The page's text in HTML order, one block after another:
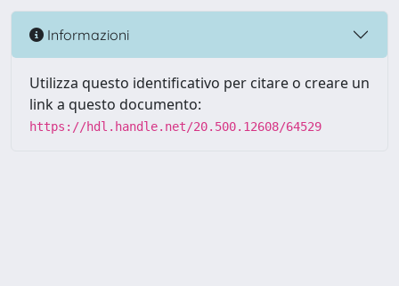
Informazioni
Utilizza questo identificativo per citare o creare un
link a questo documento:
https://hdl.handle.net/20.500.12608/64529